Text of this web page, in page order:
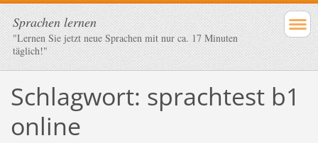
Sprachen lernen
"Lernen Sie jetzt neue Sprachen mit nur ca. 17 Minuten
täglich!"
Schlagwort: sprachtest b1
online